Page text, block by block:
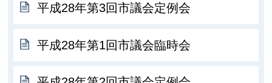
平成28年第3回市議会定例会
平成28年第1回市議会臨時会